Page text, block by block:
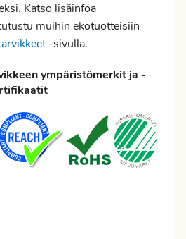
Katso lisäinfoa
muihin ekotuotteisiin
-sivulla.
ympäristömerkit ja -